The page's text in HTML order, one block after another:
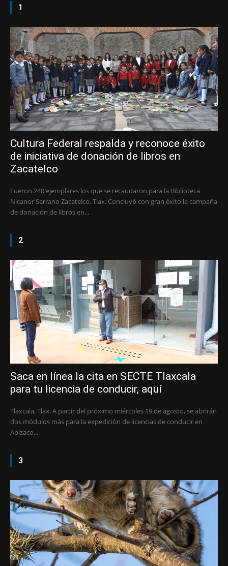
1
Cultura Federal respalda y reconoce éxito
de iniciativa de donación de libros en
Zacatelco
Fueron 240 ejemplares los que se recaudaron para la Biblioteca
Nicanor Serrano Zacatelco, Tlax. Concluyó con gran éxito la campaña
de donación de libros en...
2
Saca en línea la cita en SECTE Tlaxcala
para tu licencia de conducir, aquí
Tlaxcala, Tlax. A partir del próximo miércoles 19 de agosto, se abrirán
dos módulos más para la expedición de licencias de conducir en
Apizaco...
3